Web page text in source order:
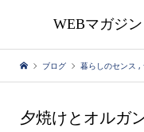
WEBマガジ
ブログ 暮らしのセンス ,
夕焼けとオルガ